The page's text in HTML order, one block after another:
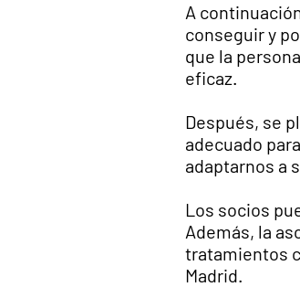
A
conseguir y
que la
eficaz.
Después, se
adecuado
adaptarnos a
Los socios
Además, la
tratamientos
Madrid.